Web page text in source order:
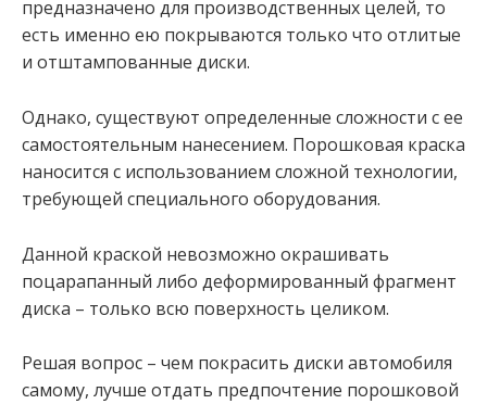
предназначено для производственных целей, то
есть именно ею покрываются только что отлитые
и отштампованные диски.
Однако, существуют определенные сложности с ее
самостоятельным нанесением. Порошковая краска
наносится с использованием сложной технологии,
требующей специального оборудования.
Данной краской невозможно окрашивать
поцарапанный либо деформированный фрагмент
диска – только всю поверхность целиком.
Решая вопрос – чем покрасить диски автомобиля
самому, лучше отдать предпочтение порошковой